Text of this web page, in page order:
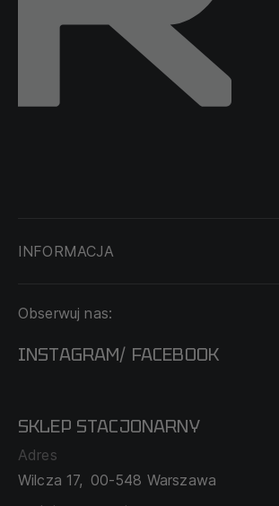
INFORMACJA
DOSTAWA I PŁATNOŚĆ
O NAS
MAPA SERWISU
ZAMÓWIENIA KORPORACYJNE
Obserwuj nas:
INSTAGRAM/ FACEBOOK
SKLEP STACJONARNY
Adres
Wilcza 17, 00-548 Warszawa